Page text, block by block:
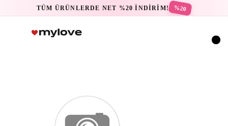
TÜM ÜRÜNLERDE NET %20 İNDİRİM! %20